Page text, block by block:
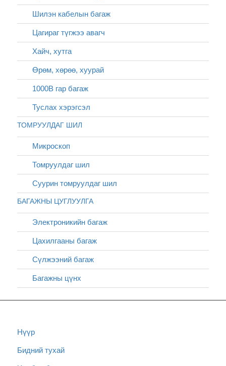
Шилэн кабелын багаж
Цагираг түгжээ авагч
Хайч, хутга
Өрөм, хөрөө, хуурай
1000В гар багаж
Туслах хэрэгсэл
ТОМРУУЛДАГ ШИЛ
Микроскоп
Томруулдаг шил
Суурин томруулдаг шил
БАГАЖНЫ ЦУГЛУУЛГА
Электроникийн багаж
Цахилгааны багаж
Сүлжээний багаж
Багажны цүнх
Нүүр
Бидний тухай